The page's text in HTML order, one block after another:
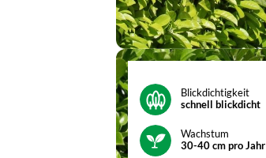
Blickdichtigkeit
schnell blickdicht
Wachstum
30-40 cm pro Jahr